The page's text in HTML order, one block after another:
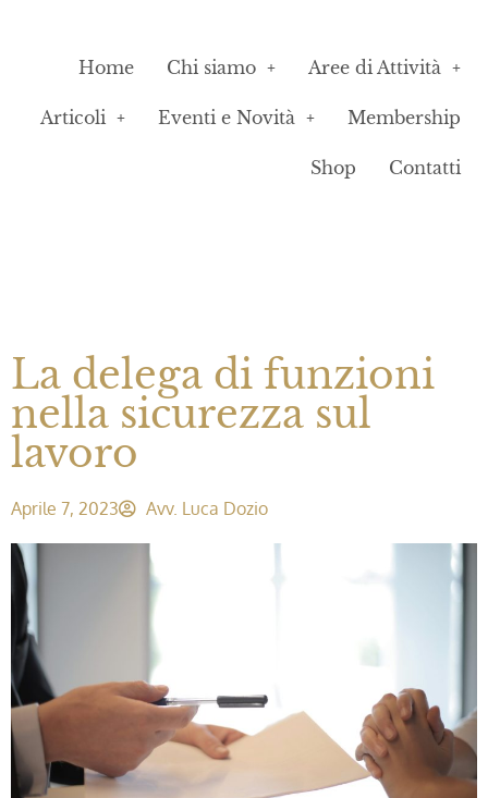
Home Chi siamo Aree di Attività
Articoli Eventi e Novità Membership
Shop Contatti
La delega di funzioni
nella sicurezza sul
lavoro
Aprile 7, 2023 Avv. Luca Dozio